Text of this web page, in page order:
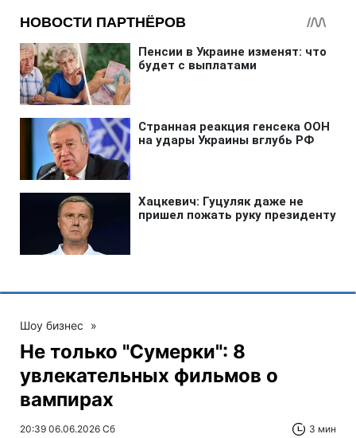
Шоу бизнес »
Не только "Сумерки": 8
увлекательных фильмов о
вампирах
20:39 06.06.2026 Сб 3 мин